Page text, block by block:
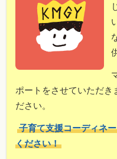
ポートをさせていただき
ださい。
子育て支援コーディネ
ください！